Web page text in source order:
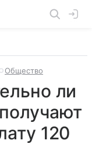
Общество
ли
120